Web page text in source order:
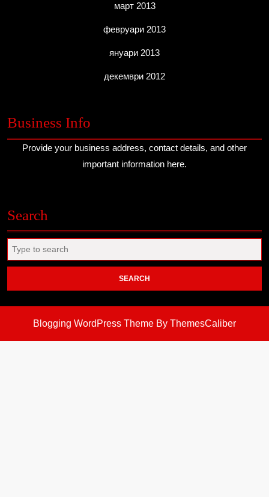
март 2013
февруари 2013
януари 2013
декември 2012
Business Info
Provide your business address, contact details, and other
important information here.
Search
for:
Blogging WordPress Theme By ThemesCaliber